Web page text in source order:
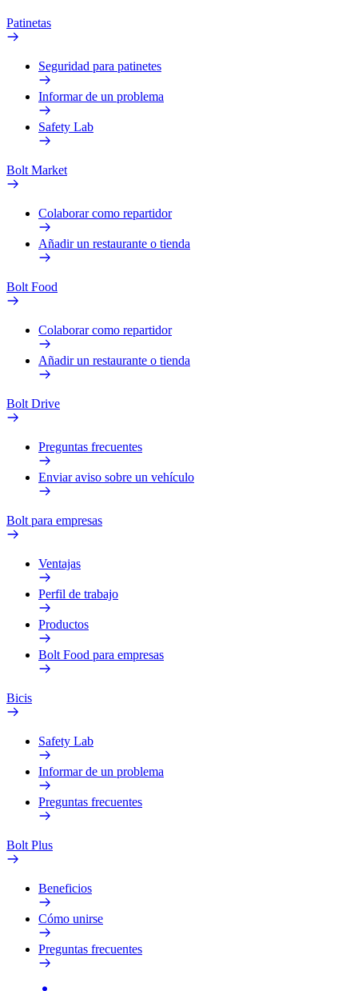
Patinetas
Seguridad para patinetes
Informar de un problema
Safety Lab
Bolt Market
Colaborar como repartidor
Añadir un restaurante o tienda
Bolt Food
Colaborar como repartidor
Añadir un restaurante o tienda
Bolt Drive
Preguntas frecuentes
Enviar aviso sobre un vehículo
Bolt para empresas
Ventajas
Perfil de trabajo
Productos
Bolt Food para empresas
Bicis
Safety Lab
Informar de un problema
Preguntas frecuentes
Bolt Plus
Beneficios
Cómo unirse
Preguntas frecuentes